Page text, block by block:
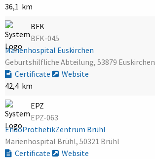
36,1 km
BFK
BFK-045
Marienhospital Euskirchen
Geburtshilfliche Abteilung, 53879 Euskirchen
Certificate
Website
42,4 km
EPZ
EPZ-063
EndoProthetikZentrum Brühl
Marienhospital Brühl, 50321 Brühl
Certificate
Website